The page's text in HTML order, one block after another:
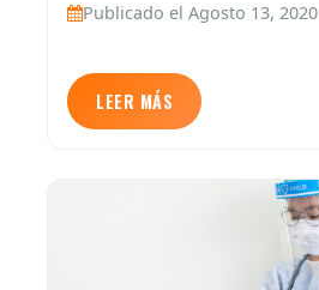
Publicado el Agosto 13, 2020
LEER MÁS